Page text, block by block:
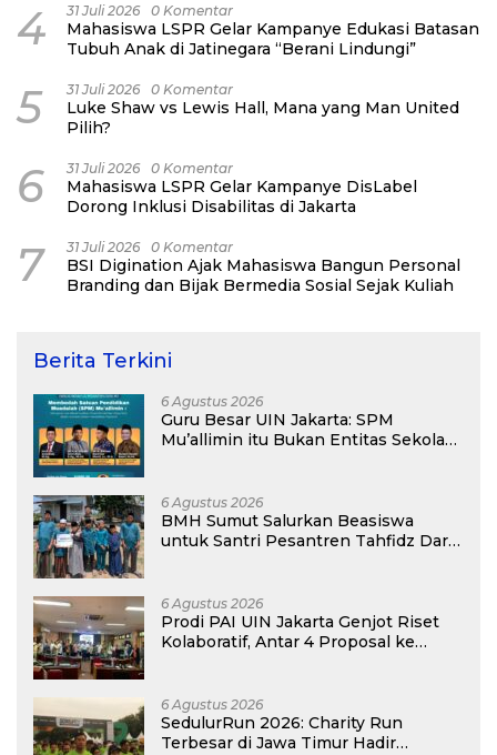
4 31 Juli 2026 0 Komentar
Mahasiswa LSPR Gelar Kampanye Edukasi Batasan
Tubuh Anak di Jatinegara “Berani Lindungi”
5 31 Juli 2026 0 Komentar
Luke Shaw vs Lewis Hall, Mana yang Man United
Pilih?
6 31 Juli 2026 0 Komentar
Mahasiswa LSPR Gelar Kampanye DisLabel
Dorong Inklusi Disabilitas di Jakarta
7 31 Juli 2026 0 Komentar
BSI Digination Ajak Mahasiswa Bangun Personal
Branding dan Bijak Bermedia Sosial Sejak Kuliah
Berita Terkini
6 Agustus 2026
Guru Besar UIN Jakarta: SPM
Mu’allimin itu Bukan Entitas Sekolah
6 Agustus 2026
BMH Sumut Salurkan Beasiswa
untuk Santri Pesantren Tahfidz Darul
6 Agustus 2026
Prodi PAI UIN Jakarta Genjot Riset
Kolaboratif, Antar 4 Proposal ke
6 Agustus 2026
SedulurRun 2026: Charity Run
Terbesar di Jawa Timur Hadir